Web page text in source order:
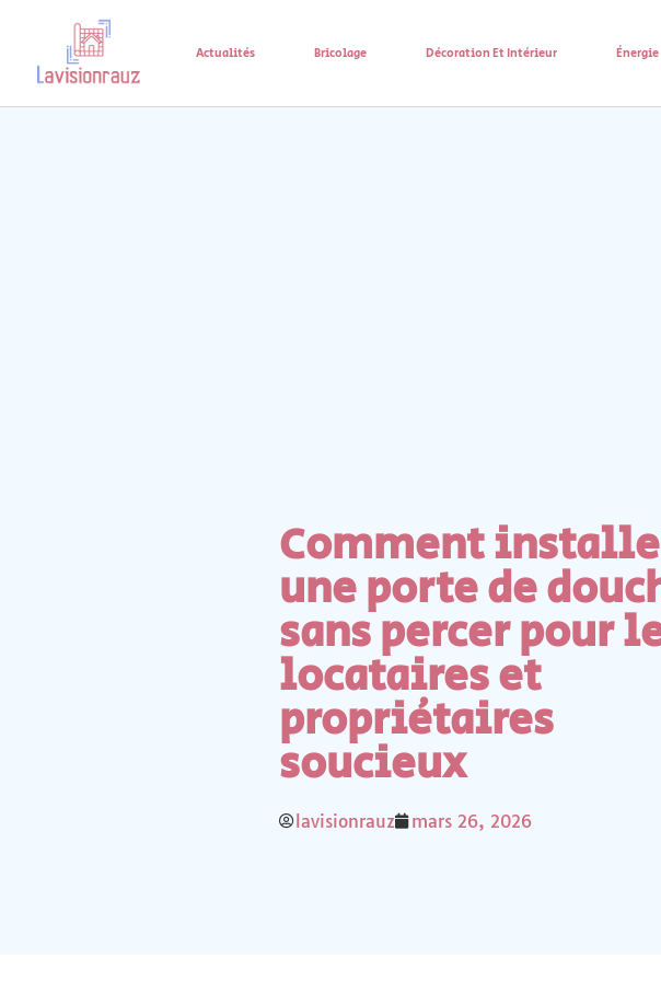
Actualités Bricolage Décoration Et Intérieur Énergie
Comment
une porte de
sans percer pour
locataires et
propriétaires
soucieux
lavisionrauz mars 26, 2026